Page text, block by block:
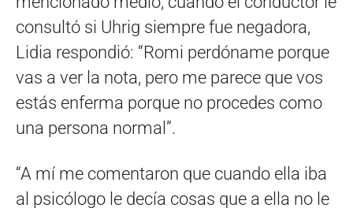
consultó si Uhrig siempre fue negadora,
Lidia respondió: “Romi perdóname porque
vas a ver la nota, pero me parece que vos
estás enferma porque no procedes como
una persona normal”.
“A mí me comentaron que cuando ella iba
al psicólogo le decía cosas que a ella no le